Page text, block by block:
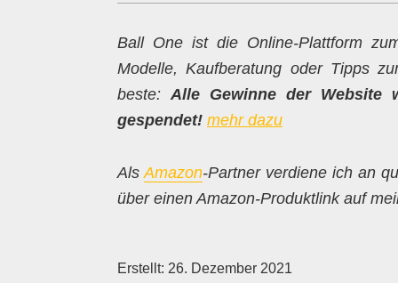
Ball One ist die Online-Plattform
Modelle, Kaufberatung oder Tipps
beste:Alle Gewinne der Website
gespendet! mehr dazu
AlsAmazon-Partner verdiene ich an
über einen Amazon-Produktlink auf
Erstellt: 26. Dezember 2021